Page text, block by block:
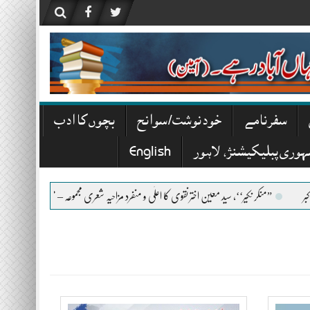
سفرنامے خودنوشت/ سوانح
بچوں کا ادب
پبلیکیشنز، لاہور
English
”منکر نکیر‘‘، سید معین اختر نقوی کا اعلٰی و منفرد مزاحیہ شعری مجموعہ – محمد اکبر خان اکبر